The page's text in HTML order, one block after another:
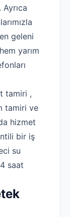
Petek
geleni
yarım
tamiri ,
tamiri ve
hizmet
bir iş
su
saat